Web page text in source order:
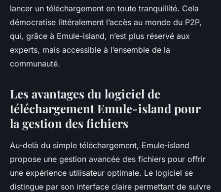
lancer un téléchargement en toute tranquillité. Cela
démocratise littéralement l’accès au monde du P2P,
qui, grâce à Emule-island, n’est plus réservé aux
experts, mais accessible à l’ensemble de la
communauté.
Les avantages du logiciel de
téléchargement Emule-island pour
la gestion des fichiers
Au-delà du simple téléchargement, Emule-island
propose une gestion avancée des fichiers pour offrir
une expérience utilisateur optimale. Le logiciel se
distingue par son interface claire permettant de suivre